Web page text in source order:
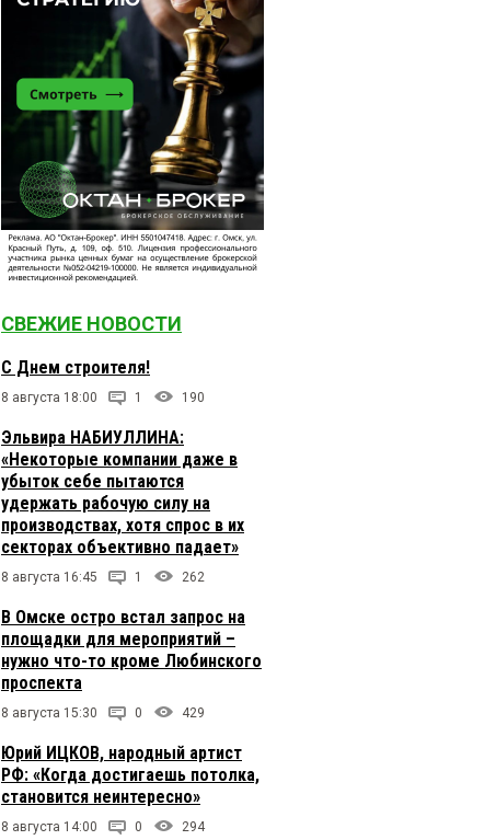
СВЕЖИЕ НОВОСТИ
С Днем строителя!
8 августа 18:00 1 190
Эльвира НАБИУЛЛИНА:
«Некоторые компании даже в
убыток себе пытаются
удержать рабочую силу на
производствах, хотя спрос в их
секторах объективно падает»
8 августа 16:45 1 262
В Омске остро встал запрос на
площадки для мероприятий –
нужно что-то кроме Любинского
проспекта
8 августа 15:30 0 429
Юрий ИЦКОВ, народный артист
РФ: «Когда достигаешь потолка,
становится неинтересно»
8 августа 14:00 0 294